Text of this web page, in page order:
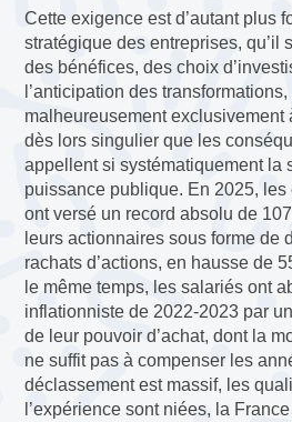
Cette exigence est d’autant plus
stratégique des entreprises, qu’il
des bénéfices, des choix
l’anticipation des
malheureusement exclusivement
dès lors singulier que les
appellent si systématiquement la
puissance publique. En 2025,
ont versé un record absolu de
leurs actionnaires sous forme de
rachats d’actions, en hausse de
le même temps, les salariés ont
inflationniste de 2022-2023 par
de leur pouvoir d’achat, dont la
ne suffit pas à compenser les
déclassement est massif, les
l’expérience sont niées, la